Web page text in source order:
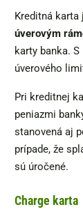
Kreditná karta
úverovým
karty banka.
úverového
Pri kreditnej
peniazmi
stanovená aj
prípade, že
sú úročené.
Charge karta